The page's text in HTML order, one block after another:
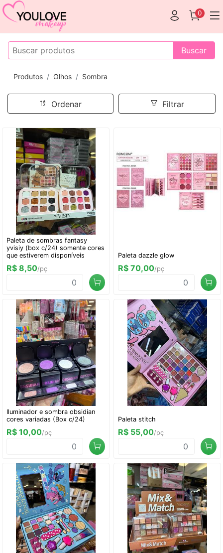
0
Buscar
Produtos Olhos Sombra
Ordenar Filtrar
Paleta de sombras fantasy
yvisiy (box c/24) somente cores
que estiverem disponíveis
R$ 8,50/pç
Paleta dazzle glow
R$ 70,00/pç
Iluminador e sombra obsidian
cores variadas (Box c/24)
R$ 10,00/pç
Paleta stitch
R$ 55,00/pç